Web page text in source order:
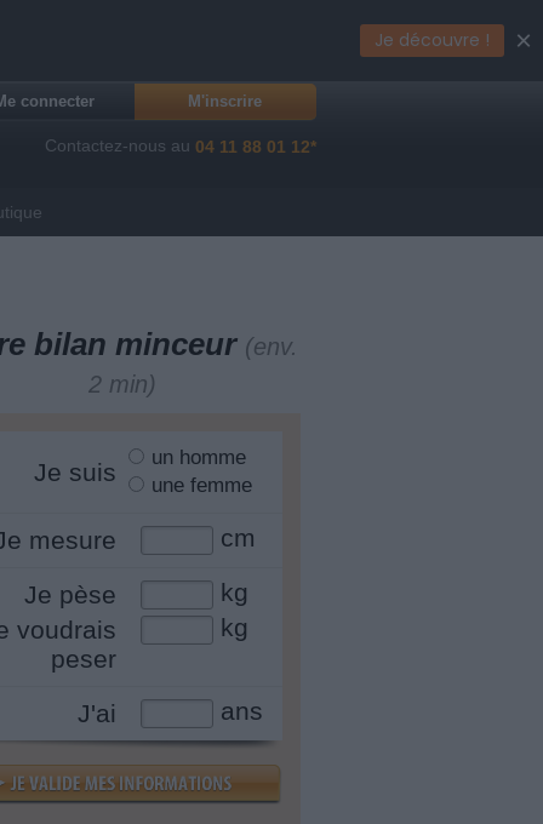
connecter M'inscrire
Contactez-nous au 04 11 88 01 12*
bilan minceur (env.
2 min)
Je suis
un homme
une femme
mesure cm
Je pèse
kg
voudrais
peser
kg
J'ai ans
Je découvre ! ×